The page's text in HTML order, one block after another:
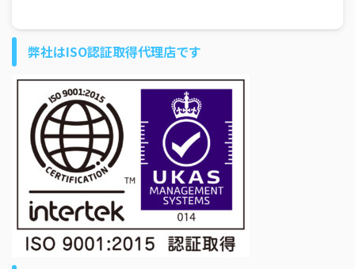
弊社はISO認証取得代理店です